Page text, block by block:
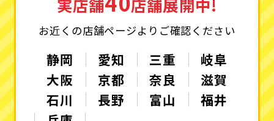
実店舗 店舗展開中!
お近くの店舗ページよりご確認ください
静岡 愛知 三重
岐阜
大阪
京都 奈良
滋賀
石川
長野 富山
福井